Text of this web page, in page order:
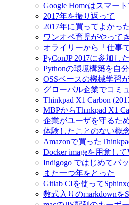
Google Homeはスマー
2017年を振り返って
2017年に買ってよかっ
ワンオペ育児がやって
オライリーから「仕事
PyConJP 2017に参加した
Pythonの環境構築を自
OSSベースの機械学習
グローバル企業でコミ
Thinkpad X1 Carbon
MBPからThinkpad X1
企業がユーザを守るた
体験したことのない概
Amazonで買った
Docker imageを用意し
Indigogo ではじめてバ
また一つ年をとった
Gitlab CIを使って
数式入りのmarkdownを